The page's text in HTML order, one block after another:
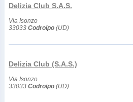
Delizia Club S.A.S.
Via Isonzo
33033 Codroipo (UD)
Delizia Club (S.A.S.)
Via Isonzo
33033 Codroipo (UD)